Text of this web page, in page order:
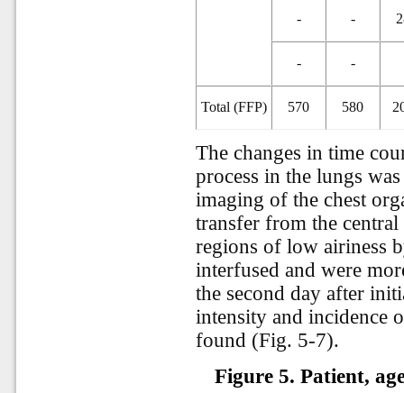
- -
- -
Total (FFP) 570 580
The changes in time
process in the lungs
imaging of the chest
transfer from the
regions of low airiness
interfused and were
the second day after
intensity and incidence
found (Fig. 5-7).
Figure 5. Patient,